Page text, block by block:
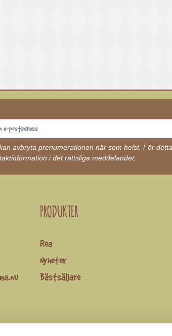
avbryta prenumerationen när som helst. För
i det rättsliga meddelandet.
PRODUKTER
Rea
Nyheter
Bästsäljare